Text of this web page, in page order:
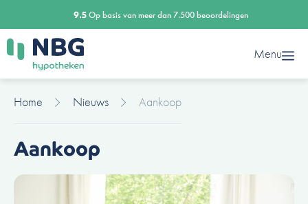
naar
de
inhoud
9.5Op basis van meer dan 7.500 beoordelingen
Menu
Home Nieuws Aankoop
Aankoop